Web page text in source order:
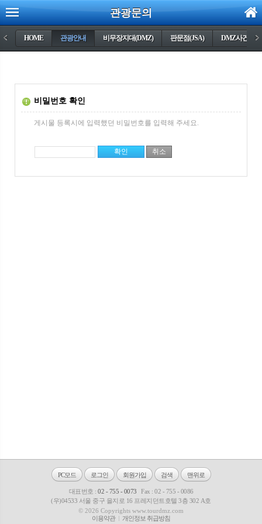
관광문의
< HOME 관광안내 비무장지대(DMZ) 판문점(JSA) DMZ사건들 >
비밀번호 확인
게시물 등록시에 입력했던 비밀번호를 입력해 주세요.
PC모드 로그인 회원가입 검색 맨위로
대표번호 : 02 - 755 - 0073
Fax : 02 - 755 - 0086
(우)04533 서울 중구 을지로 16 프레지던트호텔 3층 302 A호
© 2026 Copyrights www.tourdmz.com
이용약관
개인정보 취급방침